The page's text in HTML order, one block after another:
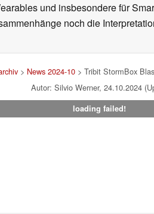
und insbesondere für
noch die
> News 2024-10 > Tribit StormBox
Autor: Silvio Werner, 24.10.2024
loading failed!